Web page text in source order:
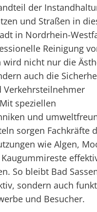
der
und Straßen in
in Nordrhein-
Reinigung
wird nicht nur die
auch die
Verkehrsteilnehmer
speziellen
und
sorgen Fachkräfte
wie Algen,
So bleibt Bad
sondern auch
und Besucher.